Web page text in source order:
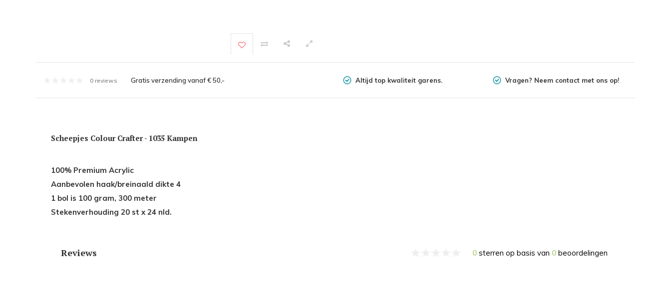
0 reviews Gratis verzending vanaf € 50,- Altijd top kwaliteit garens. Vragen? Neem contact met ons op!
Scheepjes Colour Crafter - 1035 Kampen
100% Premium Acrylic
Aanbevolen haak/breinaald dikte 4
1 bol is 100 gram, 300 meter
Stekenverhouding 20 st x 24 nld.
Reviews 0 sterren op basis van 0 beoordelingen